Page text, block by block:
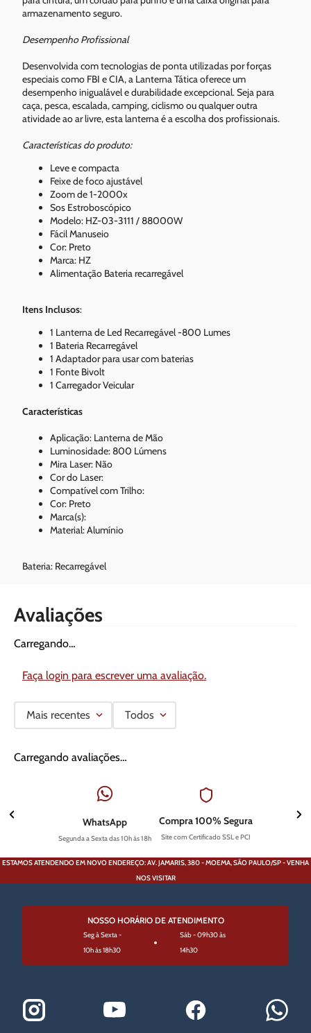
armazenamento seguro.
Desempenho Profissional
Desenvolvida com tecnologias de ponta utilizadas por forças
especiais como FBI e CIA, a Lanterna Tática oferece um
desempenho inigualável e durabilidade excepcional. Seja para
caça, pesca, escalada, camping, ciclismo ou qualquer outra
atividade ao ar livre, esta lanterna é a escolha dos profissionais.
Características do produto:
Leve e compacta
Feixe de foco ajustável
Zoom de 1-2000x
Sos Estroboscópico
Modelo: HZ-03-3111 / 88000W
Fácil Manuseio
Cor: Preto
Marca: HZ
Alimentação Bateria recarregável
Itens Inclusos:
1 Lanterna de Led Recarregável -800 Lumes
1 Bateria Recarregável
1 Adaptador para usar com baterias
1 Fonte Bivolt
1 Carregador Veicular
Características
Aplicação: Lanterna de Mão
Luminosidade: 800 Lúmens
Mira Laser: Não
Cor do Laser:
Compatível com Trilho:
Cor: Preto
Marca(s):
Material: Alumínio
Bateria: Recarregável
Avaliações
Carregando…
Faça login para escrever uma avaliação.
Mais recentes Todos
Carregando avaliações…
WhatsApp
Segunda a Sexta das 10h às 18h
Compra 100% Segura
Site com Certificado SSL e PCI
ESTAMOS ATENDENDO EM NOVO ENDEREÇO: AV. JAMARIS, 380 - MOEMA, SÃO PAULO/SP - VENHA
NOS VISITAR
NOSSO HORÁRIO DE ATENDIMENTO
Seg à Sexta -
10h às 18h30
Sáb - 09h30 às
14h30